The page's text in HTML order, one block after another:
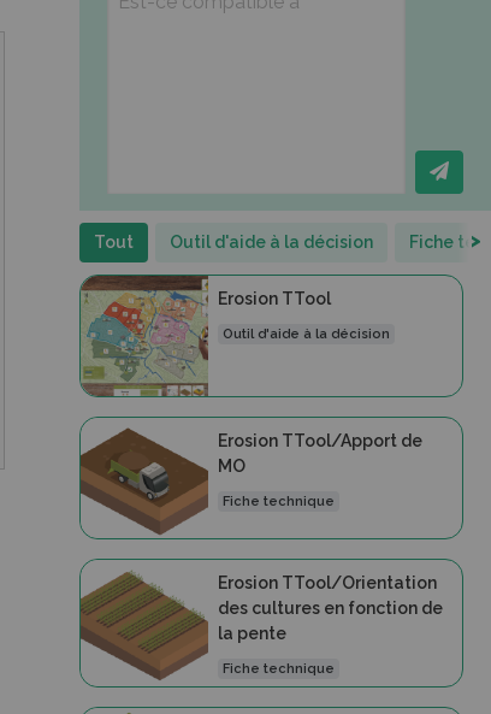
Tout Outil d'aide à la décision Fiche >
Erosion TTool
Outil d'aide à la décision
Erosion TTool/Apport de
MO
Fiche technique
Erosion TTool/Orientation
des cultures en fonction de
la pente
Fiche technique